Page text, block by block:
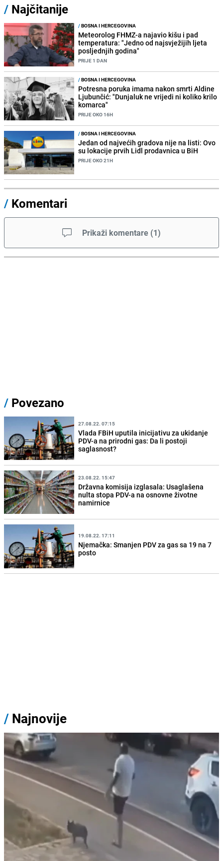
/ Najčitanije
/BOSNA I HERCEGOVINA
Meteorolog FHMZ-a najavio kišu i pad
temperatura: "Jedno od najsvježijih ljeta
posljednjih godina"
PRIJE 1 DAN
/BOSNA I HERCEGOVINA
Potresna poruka imama nakon smrti Aldine
Ljubunčić: "Dunjaluk ne vrijedi ni koliko krilo
komarca"
PRIJE OKO 16H
/BOSNA I HERCEGOVINA
Jedan od najvećih gradova nije na listi: Ovo
su lokacije prvih Lidl prodavnica u BiH
PRIJE OKO 21H
/ Komentari
Prikaži komentare (1)
/ Povezano
27.08.22. 07:15
Vlada FBiH uputila inicijativu za ukidanje
PDV-a na prirodni gas: Da li postoji
saglasnost?
23.08.22. 15:47
Državna komisija izglasala: Usaglašena
nulta stopa PDV-a na osnovne životne
namirnice
19.08.22. 17:11
Njemačka: Smanjen PDV za gas sa 19 na 7
posto
/ Najnovije